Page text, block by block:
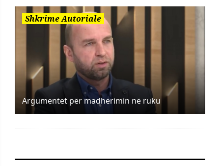
Shkrime Autoriale
Argumentet për madhërimin në ruku